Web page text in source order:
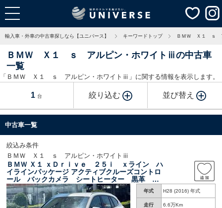
輸入車・外車の中古車探しなら【ユニバース】 キーワードトップ ＢＭＷ Ｘ１ ｓ
ＢＭＷ Ｘ１ ｓ アルピン・ホワイトⅲの中古車
一覧
「ＢＭＷ Ｘ１ ｓ アルピン・ホワイトⅲ」に関する情報を表示します。
1 台 絞り込む 並び替え
中古車一覧
絞込み条件
ＢＭＷ Ｘ１ ｓ アルピン・ホワイトⅲ
ＢＭＷ Ｘ１ ｘＤｒｉｖｅ ２５ｉ ｘライン ハ
イラインパッケージ アクティブクルーズコントロ
ール バックカメラ シートヒーター 黒革 Ｂ
ｌｕｅｔｏｏｔｈ パワーバックドア ドライビ
ングアシスト コンフォートアクセス 純正１８
インチアルミ 禁煙車 ＥＴＣ ４ＷＤ
年式 H28 (2016) 年式
走行 6.6万Km